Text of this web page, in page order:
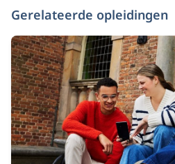
Gerelateerde opleidingen